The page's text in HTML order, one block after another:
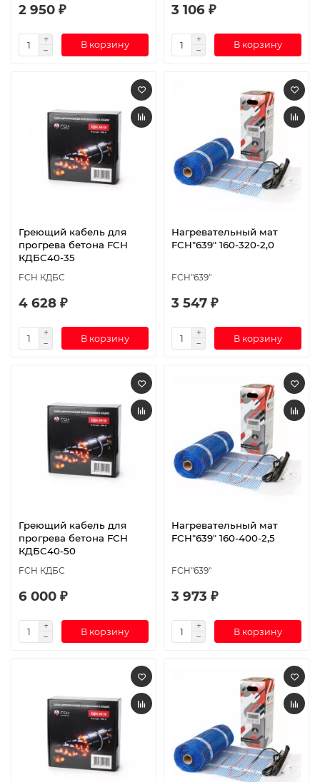
2 950 ₽
В корзину
3 106 ₽
В корзину
Греющий кабель для
прогрева бетона FCH
КДБС40-35
FCH КДБС
4 628 ₽
В корзину
Нагревательный мат
FCH"639" 160-320-2,0
FCH"639"
3 547 ₽
В корзину
Греющий кабель для
прогрева бетона FCH
КДБС40-50
FCH КДБС
6 000 ₽
В корзину
Нагревательный мат
FCH"639" 160-400-2,5
FCH"639"
3 973 ₽
В корзину